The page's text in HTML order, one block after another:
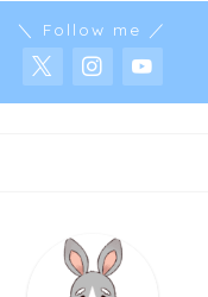
＼ Follow me ／